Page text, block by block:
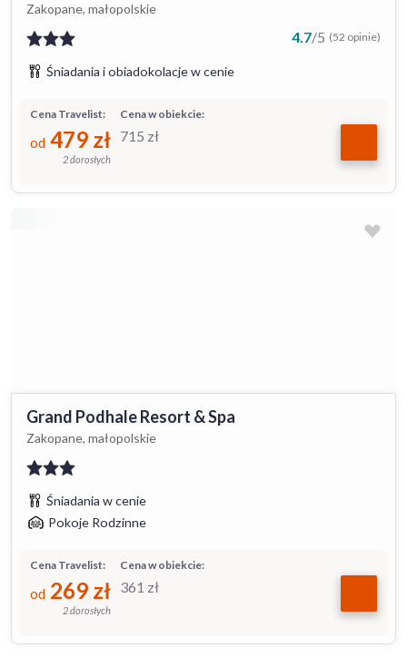
Zakopane, małopolskie
4.7/5 (52 opinie)
Śniadania i obiadokolacje w cenie
Cena w obiekcie:
715 zł
Cena Travelist:
od 479 zł
2 dorosłych
Grand Podhale Resort & Spa
Zakopane, małopolskie
Śniadania w cenie
Pokoje Rodzinne
Cena w obiekcie:
361 zł
Cena Travelist:
od 269 zł
2 dorosłych